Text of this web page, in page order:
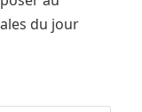
du jour